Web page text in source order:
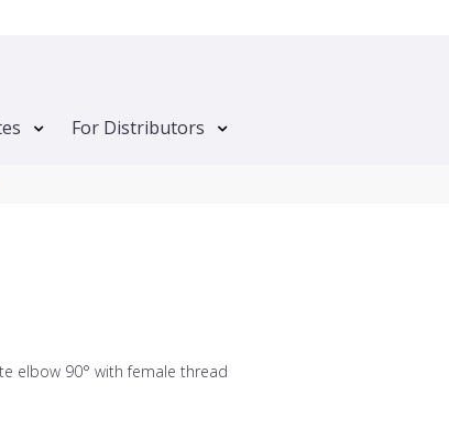
For Distributors
elbow 90° with female thread